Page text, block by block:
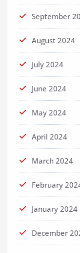
September
August 2024
July 2024
June 2024
May 2024
April 2024
March 2024
February
January 2024
December